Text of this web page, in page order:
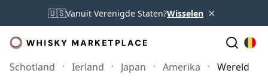
🇺🇸Vanuit Verenigde Staten?Wisselen ×
Schotland Ierland Japan Amerika Wereld